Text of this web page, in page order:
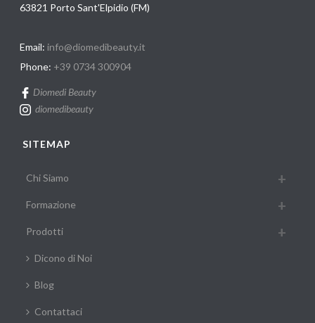
63821 Porto Sant'Elpidio (FM)
Email: info@diomedibeauty.it
Phone: +39 0734 300904
Diomedi Beauty
diomedibeauty
SITEMAP
Chi Siamo
Formazione
Prodotti
Dicono di Noi
Blog
Contattaci